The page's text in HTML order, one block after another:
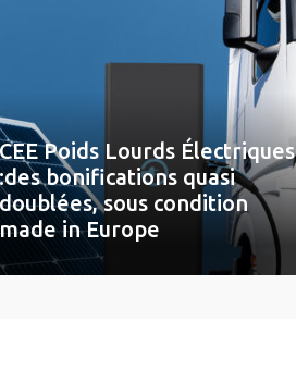
CEE Poids Lourds Électriques
bonifications quasi
sous condition
in Europe